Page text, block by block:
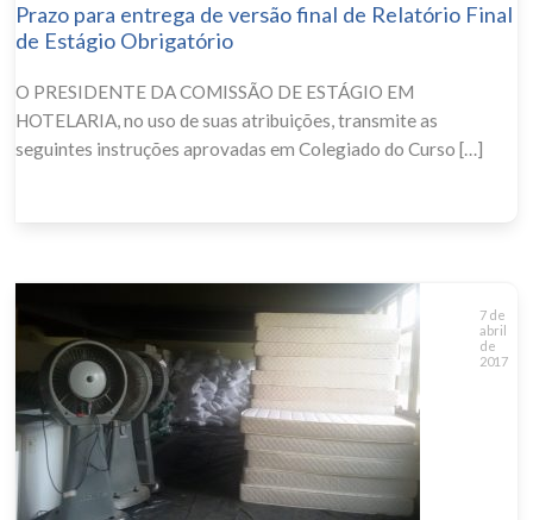
Prazo para entrega de versão final de Relatório Final
de Estágio Obrigatório
O PRESIDENTE DA COMISSÃO DE ESTÁGIO EM
HOTELARIA, no uso de suas atribuições, transmite as
seguintes instruções aprovadas em Colegiado do Curso […]
7 de
abril
de
2017